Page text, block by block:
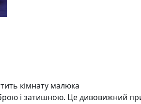
кімнату малюка
і затишною. Це дивовижний